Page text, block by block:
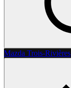
Mazda Trois-Rivières